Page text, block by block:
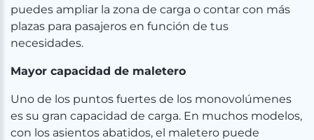
puedes ampliar la zona de carga o contar con más
plazas para pasajeros en función de tus
necesidades.
Mayor capacidad de maletero
Uno de los puntos fuertes de los monovolúmenes
es su gran capacidad de carga. En muchos modelos,
con los asientos abatidos, el maletero puede